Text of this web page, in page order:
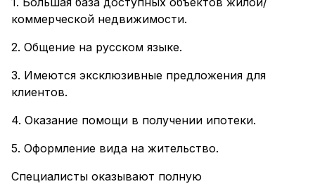
коммерческой недвижимости.
2. Общение на русском языке.
3. Имеются эксклюзивные предложения для
клиентов.
4. Оказание помощи в получении ипотеки.
5. Оформление вида на жительство.
Специалисты оказывают полную